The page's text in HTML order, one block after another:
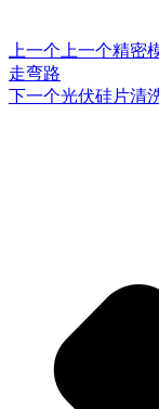
上一个上一个精密
走弯路
下一个光伏硅片清